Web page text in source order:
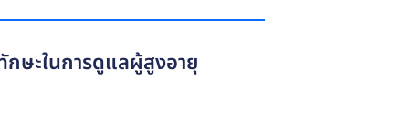
ษะในการดูแลผู้สูงอายุ